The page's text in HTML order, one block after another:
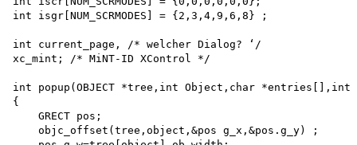
int isgr[NUM_SCRMODES] = {2,3,4,9,6,8} ;
int current_page, /* welcher Dialog? ‘/
xc_mint; /* MiNT-ID XControl */
int popup(OBJECT *tree,int Object,char *entries[],int
{
    GRECT pos;
    objc_offset(tree,object,&pos g_x,&pos.g_y) ;